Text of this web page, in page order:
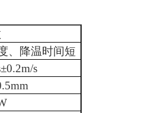
、降温时间短
s